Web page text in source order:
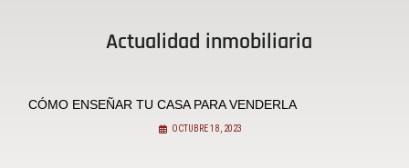
Actualidad inmobiliaria
CÓMO ENSEÑAR TU CASA PARA VENDERLA
OCTUBRE 18, 2023